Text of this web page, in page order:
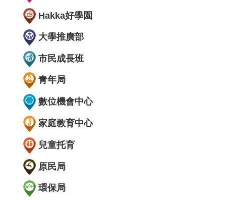
Hakka好學園
大學推廣部
市民成長班
青年局
數位機會中心
家庭教育中心
兒童托育
原民局
環保局